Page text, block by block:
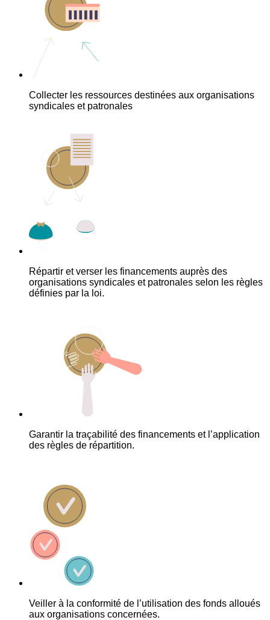
Collecter les ressources destinées aux organisations
syndicales et patronales
Répartir et verser les financements auprès des
organisations syndicales et patronales selon les règles
définies par la loi.
Garantir la traçabilité des financements et l’application
des règles de répartition.
Veiller à la conformité de l’utilisation des fonds alloués
aux organisations concernées.